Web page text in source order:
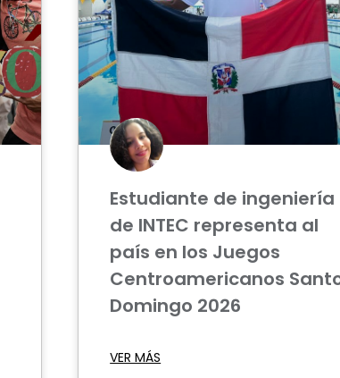
Estudiante de ingeniería
de INTEC representa al
país en los Juegos
Centroamericanos
Domingo 2026
VER MÁS